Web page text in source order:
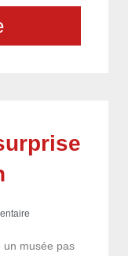
un musée pas